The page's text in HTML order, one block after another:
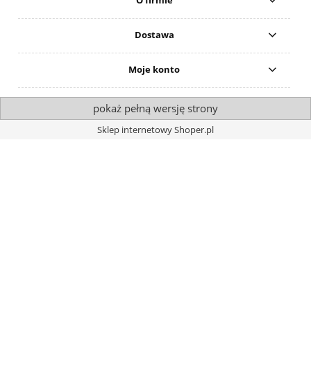
Dostawa
Moje konto
pokaż pełną wersję strony
Sklep internetowy Shoper.pl